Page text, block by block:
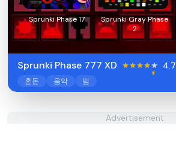
Sprunki Phase 17
Sprunki Gray Phase
2
Sprunki Phase 777 XD 4.7
혼돈 음악 밈
Advertisement